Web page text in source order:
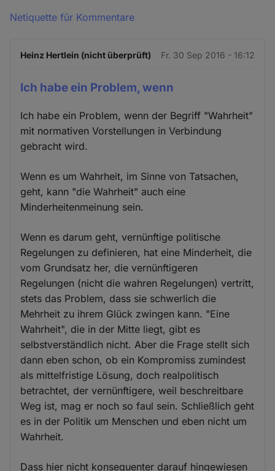
Netiquette für Kommentare
Heinz Hertlein (nicht überprüft) Fr. 30 Sep 2016 - 16:12
Ich habe ein Problem, wenn
Ich habe ein Problem, wenn der Begriff "Wahrheit"
mit normativen Vorstellungen in Verbindung
gebracht wird.
Wenn es um Wahrheit, im Sinne von Tatsachen,
geht, kann "die Wahrheit" auch eine
Minderheitenmeinung sein.
Wenn es darum geht, vernünftige politische
Regelungen zu definieren, hat eine Minderheit, die
vom Grundsatz her, die vernünftigeren
Regelungen (nicht die wahren Regelungen) vertritt,
stets das Problem, dass sie schwerlich die
Mehrheit zu ihrem Glück zwingen kann. "Eine
Wahrheit", die in der Mitte liegt, gibt es
selbstverständlich nicht. Aber die Frage stellt sich
dann eben schon, ob ein Kompromiss zumindest
als mittelfristige Lösung, doch realpolitisch
betrachtet, der vernünftigere, weil beschreitbare
Weg ist, mag er noch so faul sein. Schließlich geht
es in der Politik um Menschen und eben nicht um
Wahrheit.
Dass hier nicht konsequenter darauf hingewiesen